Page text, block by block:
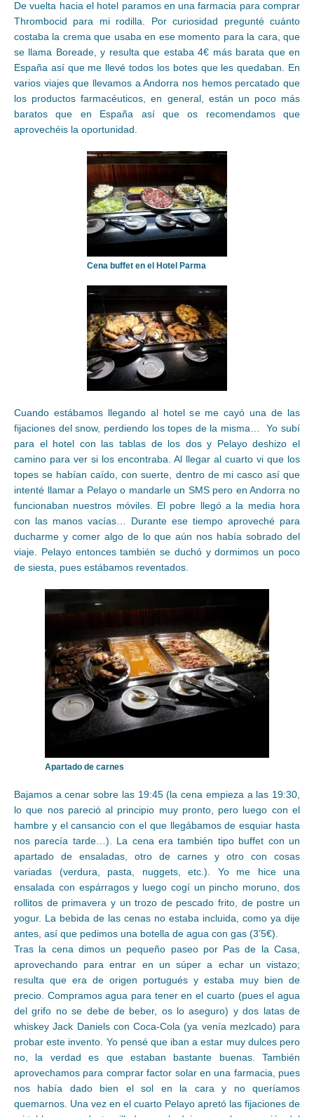
De vuelta hacia el hotel paramos en una farmacia para comprar
Thrombocid para mi rodilla. Por curiosidad pregunté cuánto
costaba la crema que usaba en ese momento para la cara, que
se llama Boreade, y resulta que estaba 4€ más barata que en
España así que me llevé todos los botes que les quedaban. En
varios viajes que llevamos a Andorra nos hemos percatado que
los productos farmacéuticos, en general, están un poco más
baratos que en España así que os recomendamos que
aprovechéis la oportunidad.
Cena buffet en el Hotel Parma
Cuando estábamos llegando al hotel se me cayó una de las
fijaciones del snow, perdiendo los topes de la misma… Yo subí
para el hotel con las tablas de los dos y Pelayo deshizo el
camino para ver si los encontraba. Al llegar al cuarto vi que los
topes se habían caído, con suerte, dentro de mi casco así que
intenté llamar a Pelayo o mandarle un SMS pero en Andorra no
funcionaban nuestros móviles. El pobre llegó a la media hora
con las manos vacías… Durante ese tiempo aproveché para
ducharme y comer algo de lo que aún nos había sobrado del
viaje. Pelayo entonces también se duchó y dormimos un poco
de siesta, pues estábamos reventados.
Apartado de carnes
Bajamos a cenar sobre las 19:45 (la cena empieza a las 19:30,
lo que nos pareció al principio muy pronto, pero luego con el
hambre y el cansancio con el que llegábamos de esquiar hasta
nos parecía tarde…). La cena era también tipo buffet con un
apartado de ensaladas, otro de carnes y otro con cosas
variadas (verdura, pasta, nuggets, etc.). Yo me hice una
ensalada con espárragos y luego cogí un pincho moruno, dos
rollitos de primavera y un trozo de pescado frito, de postre un
yogur. La bebida de las cenas no estaba incluida, como ya dije
antes, así que pedimos una botella de agua con gas (3’5€).
Tras la cena dimos un pequeño paseo por Pas de la Casa,
aprovechando para entrar en un súper a echar un vistazo;
resulta que era de origen portugués y estaba muy bien de
precio. Compramos agua para tener en el cuarto (pues el agua
del grifo no se debe de beber, os lo aseguro) y dos latas de
whiskey Jack Daniels con Coca-Cola (ya venía mezlcado) para
probar este invento. Yo pensé que iban a estar muy dulces pero
no, la verdad es que estaban bastante buenas. También
aprovechamos para comprar factor solar en una farmacia, pues
nos había dado bien el sol en la cara y no queríamos
quemarnos. Una vez en el cuarto Pelayo apretó las fijaciones de